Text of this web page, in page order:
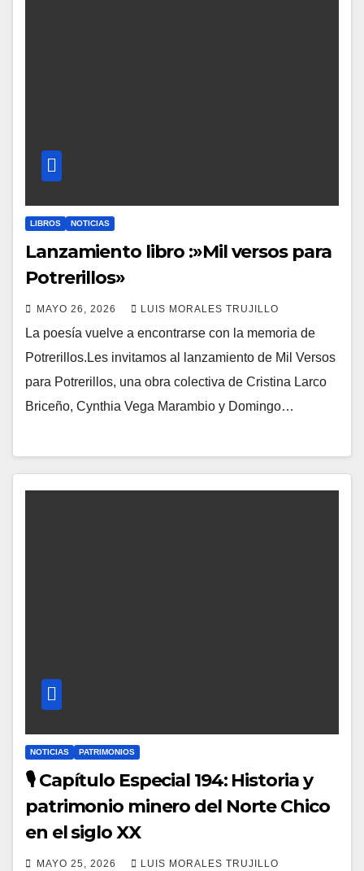
LIBROS NOTICIAS
Lanzamiento libro :»Mil versos para
Potrerillos»
MAYO 26, 2026 LUIS MORALES TRUJILLO
La poesía vuelve a encontrarse con la memoria de
Potrerillos.Les invitamos al lanzamiento de Mil Versos
para Potrerillos, una obra colectiva de Cristina Larco
Briceño, Cynthia Vega Marambio y Domingo…
NOTICIAS PATRIMONIOS
🎙️ Capítulo Especial 194: Historia y
patrimonio minero del Norte Chico
en el siglo XX
MAYO 25, 2026 LUIS MORALES TRUJILLO